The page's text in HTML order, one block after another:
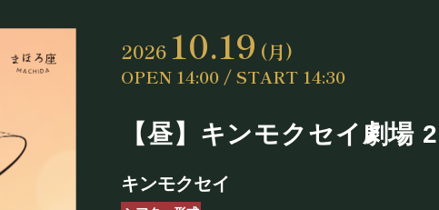
ABOUT US
2026 10.19 (月)
OPEN 14:00 / START 14:30
【昼】キンモクセイ劇場
キンモクセイ